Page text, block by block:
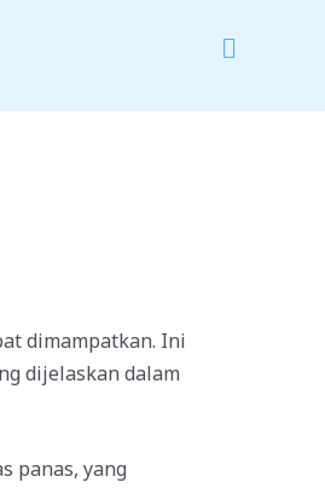
dimampatkan. Ini
dijelaskan dalam
panas, yang